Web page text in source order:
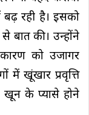
बढ़ रही है। इसको
बात की। उन्होंने
को उजागर
में खूंखार प्रवृत्ति
खून के प्यासे होने